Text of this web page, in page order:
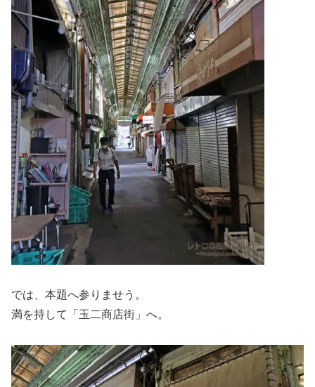
では、本題へ参りませう。
満を持して「玉二商店街」へ。